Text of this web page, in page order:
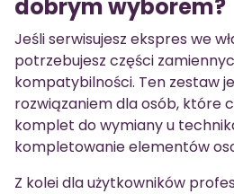
dobrym wyborem?
Jeśli serwisujesz ekspres we
potrzebujesz części
kompatybilności. Ten zestaw
rozwiązaniem dla osób, które
komplet do wymiany u
kompletowanie elementów
Z kolei dla użytkowników